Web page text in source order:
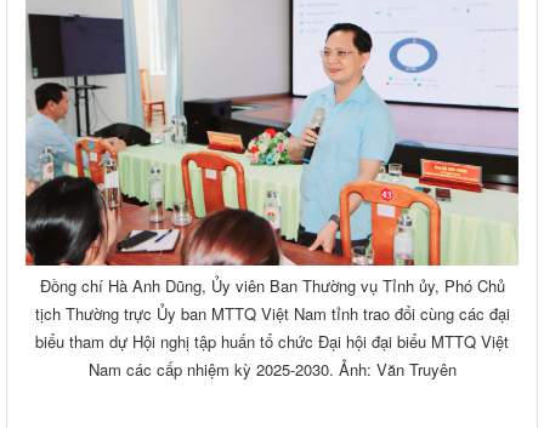
Đồng chí Hà Anh Dũng, Ủy viên Ban Thường vụ Tỉnh ủy, Phó Chủ
tịch Thường trực Ủy ban MTTQ Việt Nam tỉnh trao đổi cùng các đại
biểu tham dự Hội nghị tập huấn tổ chức Đại hội đại biểu MTTQ Việt
Nam các cấp nhiệm kỳ 2025-2030. Ảnh: Văn Truyên